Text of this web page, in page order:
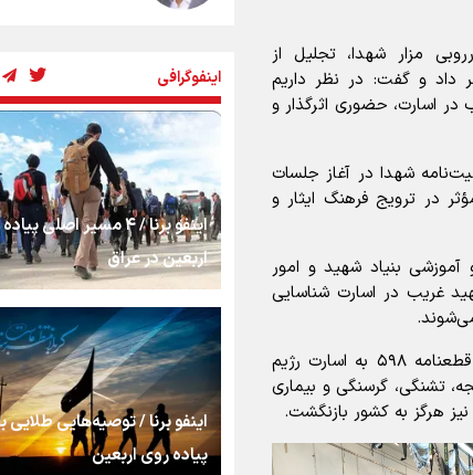
مزار شهدا، تجلیل از
داد و گفت: در نظر داریم
اسارت، حضوری اثرگذار و
شهدا در آغاز جلسات
در ترویج فرهنگ ایثار و
بنیاد شهید و امور
استان قزوین اظهار کرد: در استان قزوین ۷۵ شهید غریب در اسارت شناسایی
وی افزود: این شهدا در سال ۱۳۶۷ و همزمان با پذیرش قطعنامه ۵۹۸ به اسارت رژیم
تشنگی، گرسنگی و بیماری
هرگز به کشور بازنگشت.
رسانه ملی و حق
شنیدن صدای
روایت ایران از کنار
از طلوع خیابان‌ها تا
اشک
جمله‌ای که بغض
را شکست؛ «آهای مردم،
تهران رفتند»
اینفوگرافی
اینفو برنا / ۴ مسیر اصلی
اربعین در عراق
اینفو برنا / توصیه‌هایی طلایی
پیاده روی اربعین